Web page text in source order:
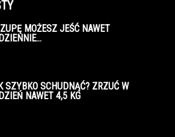
MOŻESZ JEŚĆ NAWET
SZYBKO SCHUDNĄĆ? ZRZUĆ W
NAWET 4,5 KG